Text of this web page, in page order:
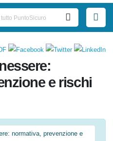
e rischi